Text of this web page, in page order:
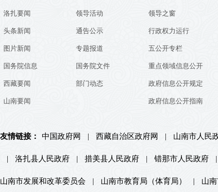
洛扎要闻
头条新闻
图片新闻
国务院信息
西藏要闻
山南要闻
领导活动
通告公示
专题报道
国务院文件
部门动态
领导之窗
行政权力运行
五公开专栏
重点领域信息公开
政府信息公开规定
政府信息公开指南
友情链接： 中国政府网 | 西藏自治区政府网 | 山南市人民
| 洛扎县人民政府 | 措美县人民政府 | 错那市人民政府 |
山南市发展和改革委员会 | 山南市教育局（体育局） | 山